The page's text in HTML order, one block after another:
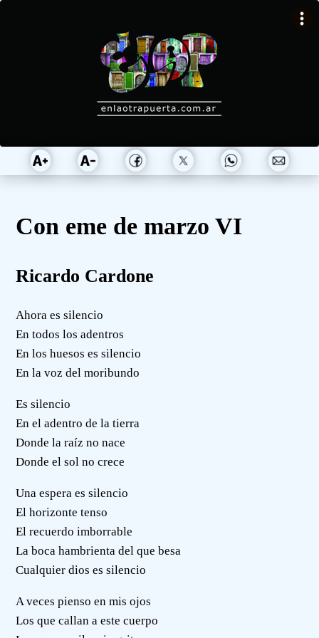
Con eme de marzo VI
Ricardo Cardone
Ahora es silencio
En todos los adentros
En los huesos es silencio
En la voz del moribundo
Es silencio
En el adentro de la tierra
Donde la raíz no nace
Donde el sol no crece
Una espera es silencio
El horizonte tenso
El recuerdo imborrable
La boca hambrienta del que besa
Cualquier dios es silencio
A veces pienso en mis ojos
Los que callan a este cuerpo